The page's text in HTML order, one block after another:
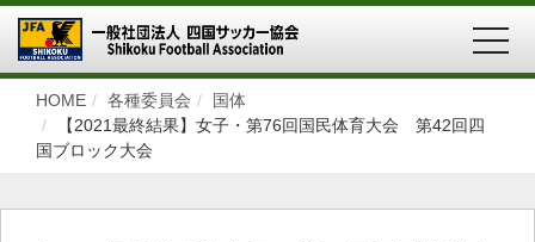
HOME 各種委員会
国体
【2021最終結果】女子・第76回国民体育大会 第42回四
国ブロック大会